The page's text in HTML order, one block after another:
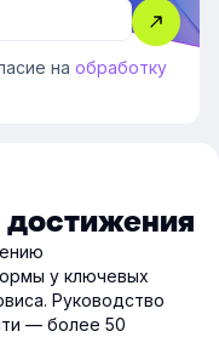
на обработку
у ключевых
Руководство
— более 50